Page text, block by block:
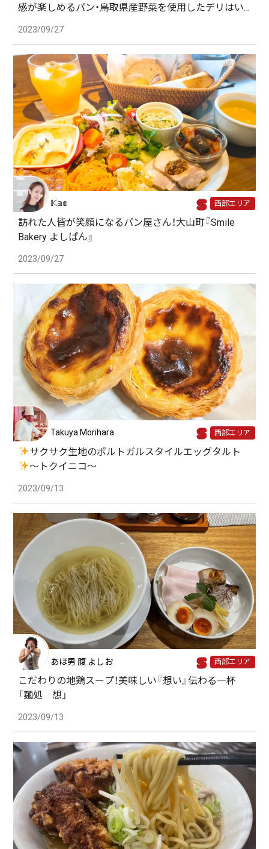
感が楽しめるパン・鳥取県産野菜を使用したデリはい
2023/09/27
𝕂𝕒𝕠 西部エリア
訪れた人皆が笑顔になるパン屋さん！大山町『Smile
Bakery よしぱん』
2023/09/27
Takuya Morihara 西部エリア
サクサク生地のポルトガルスタイルエッグタルト
～トクイニコ～
2023/09/13
あほ男 腹 よしお 西部エリア
こだわりの地鶏スープ！美味しい『想い』伝わる一杯
「麺処 想」
2023/09/13